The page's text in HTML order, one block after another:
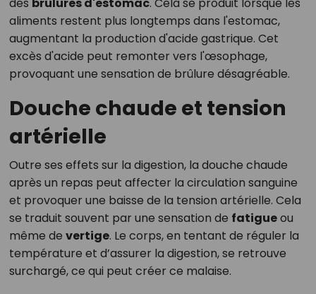
des brûlures d'estomac. Cela se produit lorsque les
aliments restent plus longtemps dans l'estomac,
augmentant la production d'acide gastrique. Cet
excès d'acide peut remonter vers l'œsophage,
provoquant une sensation de brûlure désagréable.
Douche chaude et tension
artérielle
Outre ses effets sur la digestion, la douche chaude
après un repas peut affecter la circulation sanguine
et provoquer une baisse de la tension artérielle. Cela
se traduit souvent par une sensation de fatigueou
même de vertige. Le corps, en tentant de réguler la
température et d’assurer la digestion, se retrouve
surchargé, ce qui peut créer ce malaise.